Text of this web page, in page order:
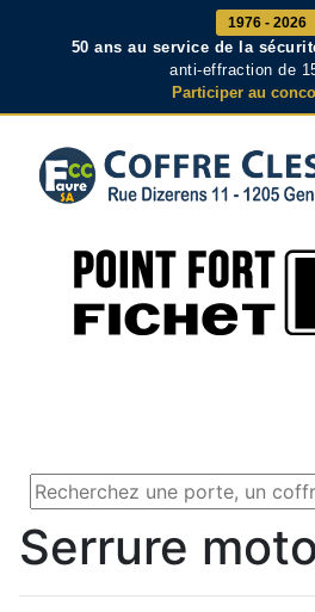
1976 - 2026
50 ans au service de la
anti-effraction de
Participer au
Serrure